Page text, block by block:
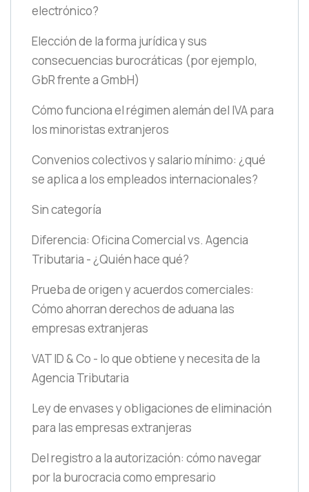
electrónico?
Elección de la forma jurídica y sus
consecuencias burocráticas (por ejemplo,
GbR frente a GmbH)
Cómo funciona el régimen alemán del IVA para
los minoristas extranjeros
Convenios colectivos y salario mínimo: ¿qué
se aplica a los empleados internacionales?
Sin categoría
Diferencia: Oficina Comercial vs. Agencia
Tributaria - ¿Quién hace qué?
Prueba de origen y acuerdos comerciales:
Cómo ahorran derechos de aduana las
empresas extranjeras
VAT ID & Co - lo que obtiene y necesita de la
Agencia Tributaria
Ley de envases y obligaciones de eliminación
para las empresas extranjeras
Del registro a la autorización: cómo navegar
por la burocracia como empresario